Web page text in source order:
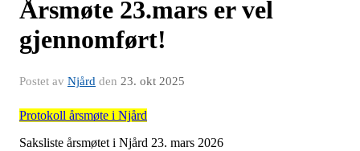
Årsmøte 23.mars er vel
gjennomført!
Postet av Njård den 23. okt 2025
Protokoll årsmøte i Njård
Saksliste årsmøtet i Njård 23. mars 2026